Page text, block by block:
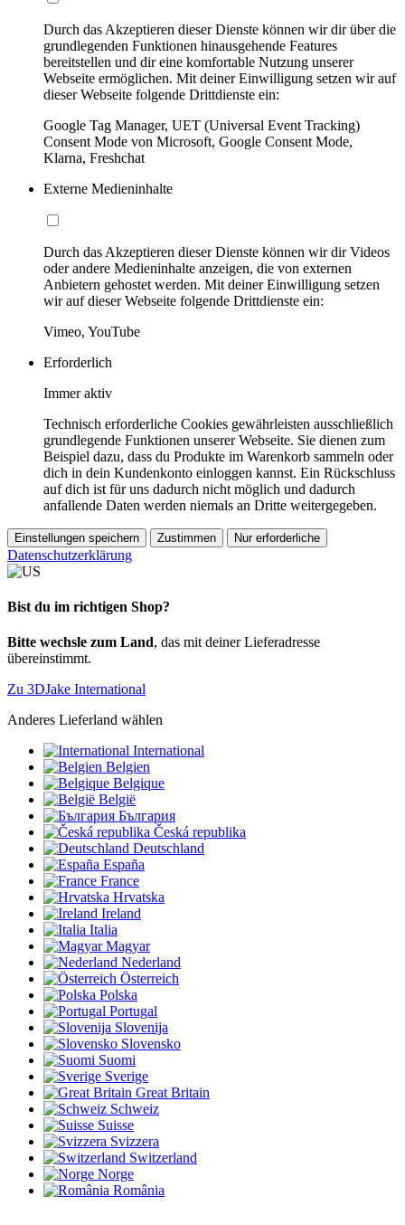
Durch das Akzeptieren dieser Dienste können wir dir über die
grundlegenden Funktionen hinausgehende Features
bereitstellen und dir eine komfortable Nutzung unserer
Webseite ermöglichen. Mit deiner Einwilligung setzen wir auf
dieser Webseite folgende Drittdienste ein:
Google Tag Manager, UET (Universal Event Tracking)
Consent Mode von Microsoft, Google Consent Mode,
Klarna, Freshchat
Externe Medieninhalte
Durch das Akzeptieren dieser Dienste können wir dir Videos
oder andere Medieninhalte anzeigen, die von externen
Anbietern gehostet werden. Mit deiner Einwilligung setzen
wir auf dieser Webseite folgende Drittdienste ein:
Vimeo, YouTube
Erforderlich
Immer aktiv
Technisch erforderliche Cookies gewährleisten ausschließlich
grundlegende Funktionen unserer Webseite. Sie dienen zum
Beispiel dazu, dass du Produkte im Warenkorb sammeln oder
dich in dein Kundenkonto einloggen kannst. Ein Rückschluss
auf dich ist für uns dadurch nicht möglich und dadurch
anfallende Daten werden niemals an Dritte weitergegeben.
Einstellungen speichern Zustimmen Nur erforderliche
Datenschutzerklärung
Bist du im richtigen Shop?
Bitte wechsle zum Land, das mit deiner Lieferadresse
übereinstimmt.
Zu 3DJake International
Anderes Lieferland wählen
International
Belgien
Belgique
België
България
Česká republika
Deutschland
España
France
Hrvatska
Ireland
Italia
Magyar
Nederland
Österreich
Polska
Portugal
Slovenija
Slovensko
Suomi
Sverige
Great Britain
Schweiz
Suisse
Svizzera
Switzerland
Norge
România